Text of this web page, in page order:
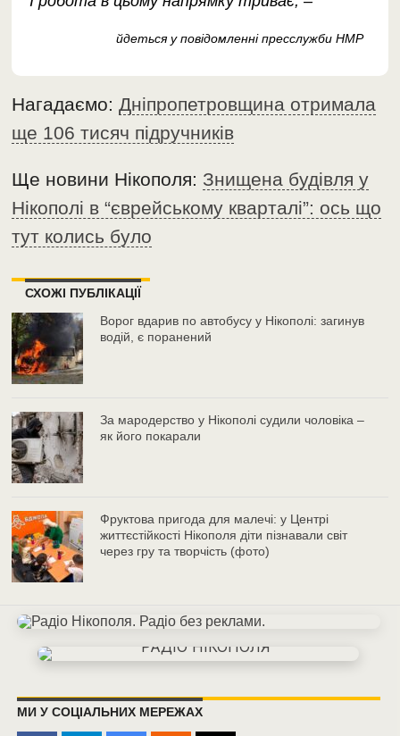
йдеться у повідомленні пресслужби НМР
Нагадаємо:Дніпропетровщина отримала
ще 106 тисяч підручників
Ще новини Нікополя: Знищена будівля у
Нікополі в “єврейському кварталі”: ось що
тут колись було
СХОЖІ ПУБЛІКАЦІЇ
Ворог вдарив по автобусу у Нікополі: загинув
водій, є поранений
За мародерство у Нікополі судили чоловіка –
як його покарали
Фруктова пригода для малечі: у Центрі
життєстійкості Нікополя діти пізнавали світ
через гру та творчість (фото)
МИ У СОЦІАЛЬНИХ МЕРЕЖАХ